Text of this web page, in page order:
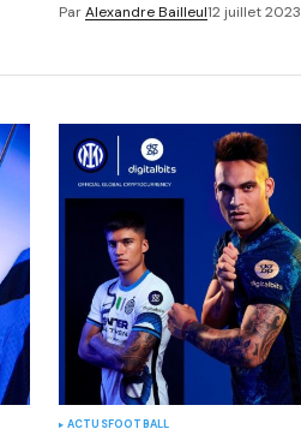
ParAlexandre Bailleul12 juillet 2023
ACTUSFOOTBALL